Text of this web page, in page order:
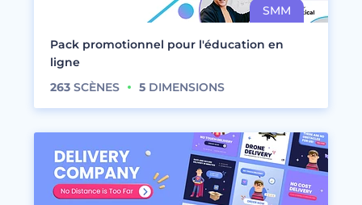
Pack promotionnel pour l'éducation en
ligne
263 SCÈNES 5 DIMENSIONS